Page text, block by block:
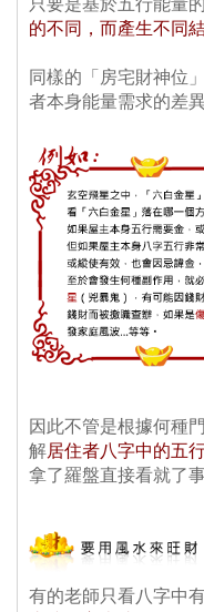
的不同，而產生不同
同樣的「房宅財神位
者本身能量需求的差
因此不管是根據何種
解居住者八字中的五
拿了羅盤直接看就了事
有的老師只看八字中